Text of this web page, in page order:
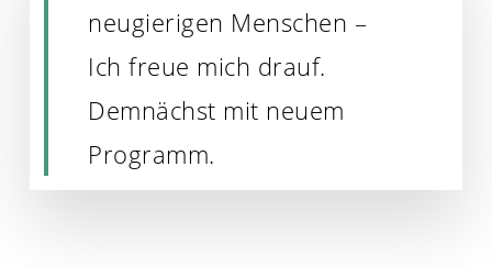
neugierigen Menschen –
Ich freue mich drauf.
Demnächst mit neuem
Programm.